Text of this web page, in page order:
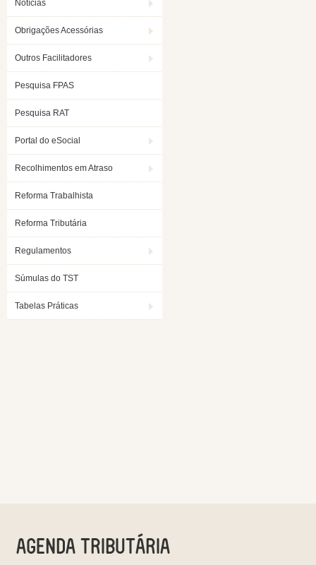
Notícias
Obrigações Acessórias
Outros Facilitadores
Pesquisa FPAS
Pesquisa RAT
Portal do eSocial
Recolhimentos em Atraso
Reforma Trabalhista
Reforma Tributária
Regulamentos
Súmulas do TST
Tabelas Práticas